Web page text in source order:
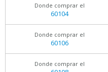
Donde comprar el
60104
Donde comprar el
60106
Donde comprar el